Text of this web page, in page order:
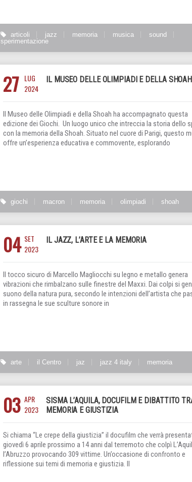
articoli jazz memoria musica
sound
sperimentazione
27 LUG
2024
IL MUSEO DELLE OLIMPIADI E DELLA SHOAH
Il Museo delle Olimpiadi e della Shoah ha accompagnato questa
edizione dei Giochi. Un luogo unico che intreccia la storia dello
con la memoria della Shoah. Situato nel cuore di Parigi, questo
offre un’esperienza educativa e commovente, esplorando
giochi macron memoria olimpiadi shoah
04 SET
2023
IL JAZZ, L’ARTE E LA MEMORIA
Il tocco sicuro di Marcello Magliocchi su legno e metallo genera
vibrazioni che rimbalzano sulle finestre del Maxxi. Dai colpi si
suono della natura pura, secondo le intenzioni dell’artista che
in rassegna le sue sculture sonore in
arte il Centro jaz jazz 4 italy memoria
03 APR
2023
SISMA L’AQUILA, DOCUFILM E DIBATTITO
MEMORIA E GIUSTIZIA
Si chiama “Le crepe della giustizia” il docufilm che verrà
giovedì 6 aprile prossimo a 14 anni dal terremoto che colpì
l’Abruzzo provocando 309 vittime. Un’occasione di confronto e
riflessione sui temi di memoria e giustizia. Il